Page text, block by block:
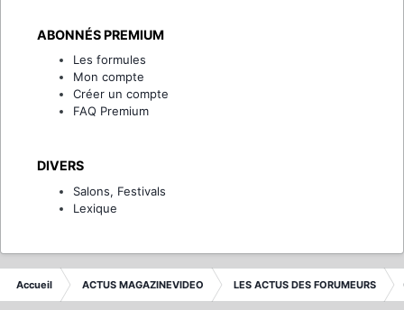
ABONNÉS PREMIUM
Les formules
Mon compte
Créer un compte
FAQ Premium
DIVERS
Salons, Festivals
Lexique
Accueil ACTUS MAGAZINEVIDEO LES ACTUS DES FORUMEURS